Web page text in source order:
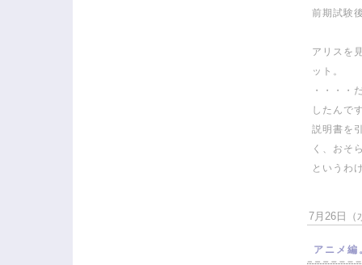
前期試験
アリスを
ット。
・・・・
したんで
説明書を
く、おそ
というわ
7月26日（
アニメ編